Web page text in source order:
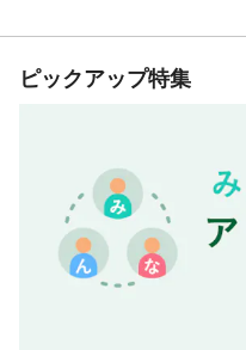
ピックアップ特集